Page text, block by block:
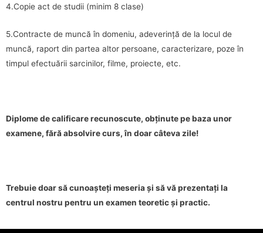
4.Copie act de studii (minim 8 clase)
5.Contracte de muncă în domeniu, adeverință de la locul de
muncă, raport din partea altor persoane, caracterizare, poze în
timpul efectuării sarcinilor, filme, proiecte, etc.
Diplome de calificare recunoscute, obținute pe baza unor
examene, fără absolvire curs, în doar câteva zile!
Trebuie doar să cunoașteți meseria și să vă prezentați la
centrul nostru pentru un examen teoretic și practic.